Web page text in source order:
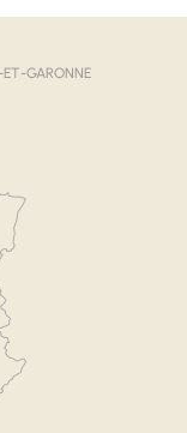
GARONNE